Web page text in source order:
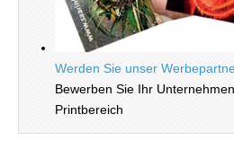
Werden Sie unser
Bewerben Sie Ihr
Printbereich